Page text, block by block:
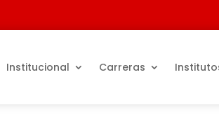
Institucional Carreras